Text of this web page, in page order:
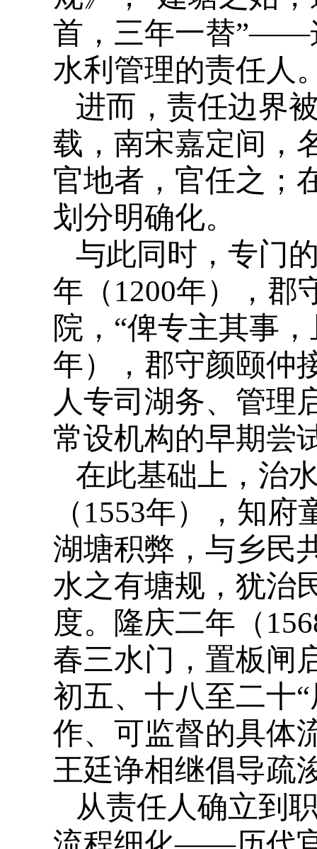
首，三年一替”——
水利管理的责任人
进而，责任边界
载，南宋嘉定间，
官地者，官任之；
划分明确化。
与此同时，专门
年（1200年），郡
院，“俾专主其事
年），郡守颜颐仲
人专司湖务、管理
常设机构的早期尝
在此基础上，治
（1553年），知
湖塘积弊，与乡民
水之有塘规，犹治
度。隆庆二年（
春三水门，置板闸
初五、十八至二十
作、可监督的具体
王廷诤相继倡导疏
从责任人确立到